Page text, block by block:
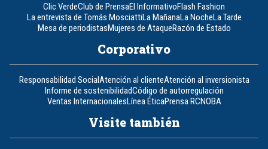
Clic VerdeClub de PrensaEl InformativoFlash Fashion
La entrevista de Tomás MosciattiLa MañanaLa NocheLa Tarde
Mesa de periodistasMujeres de AtaqueRazón de Estado
Corporativo
Responsabilidad SocialAtención al clienteAtención al inversionista
Informe de sostenibilidadCódigo de autorregulación
Ventas InternacionalesLínea ÉticaPrensa RCNOBA
Visite también